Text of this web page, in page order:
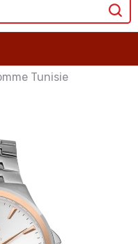
Tunisie